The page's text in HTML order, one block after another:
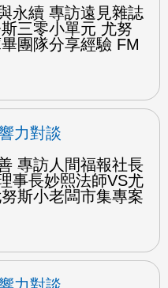
永續 專訪遠見雜誌
三零小單元 尤努
團隊分享經驗 FM
力對談
專訪人間福報社長
事長妙熙法師VS尤
斯小老闆市集專案